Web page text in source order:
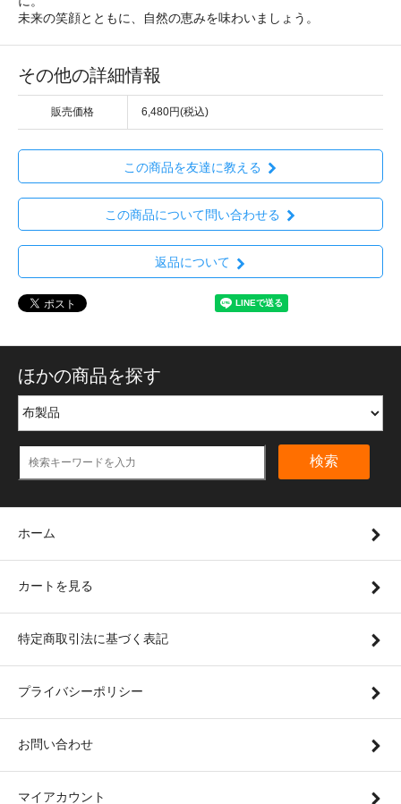
未来の笑顔とともに、自然の恵みを味わいましょう。
その他の詳細情報
販売価格 6,480円(税込)
この商品を友達に教える
この商品について問い合わせる
返品について
ほかの商品を探す
検索
ホーム
カートを見る
特定商取引法に基づく表記
プライバシーポリシー
お問い合わせ
マイアカウント